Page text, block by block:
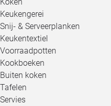
Keukengerei
Snij- & Serveerplanken
Keukentextiel
Voorraadpotten
Kookboeken
Buiten koken
Tafelen
Servies